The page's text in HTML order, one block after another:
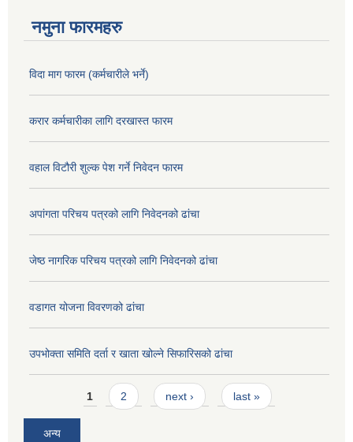
नमुना फारमहरु
विदा माग फारम (कर्मचारीले भर्ने)
करार कर्मचारीका लागि दरखास्त फारम
वहाल विटौरी शुल्क पेश गर्ने निवेदन फारम
अपांगता परिचय पत्रको लागि निवेदनको ढांचा
जेष्ठ नागरिक परिचय पत्रको लागि निवेदनको ढांचा
वडागत योजना विवरणको ढांचा
उपभोक्ता समिति दर्ता र खाता खोल्ने सिफारिसको ढांचा
Pages1 2 next › last »
अन्य